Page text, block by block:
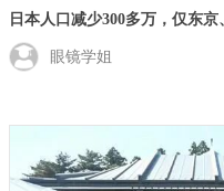
日本人口减少300多万，仅东
眼镜学姐